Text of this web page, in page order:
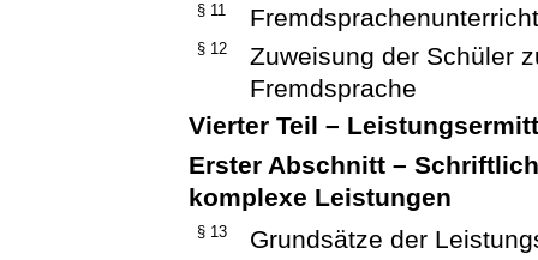
§ 11
§ 12
Zuweisung der Schüler
Fremdsprache
Vierter Teil –
Erster Abschnitt –
komplexe Leistungen
§ 13 Grundsätze der